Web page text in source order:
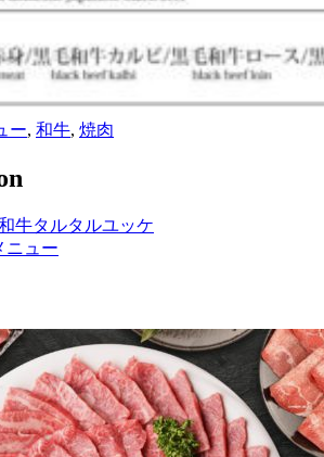
ー, 和牛, 焼肉
牛タルタルユッケ
ニュー